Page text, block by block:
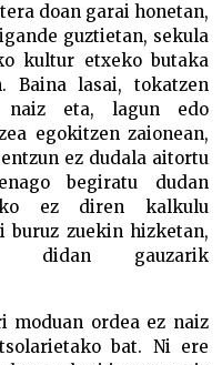
doan garai honetan,
guztietan, sekula
kultur etxeko butaka
Baina lasai, tokatzen
naiz eta, lagun edo
egokitzen zaionean,
ez dudala aitortu
begiratu dudan
ez diren kalkulu
buruz zuekin hizketan,
didan gauzarik
moduan ordea ez naiz
bat. Ni ere